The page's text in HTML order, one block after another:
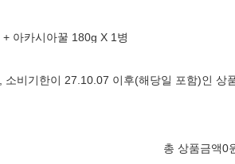
아카시아꿀 180g X 1병
소비기한이 27.10.07 이후(해당일 포함)인 상
총 상품금액0